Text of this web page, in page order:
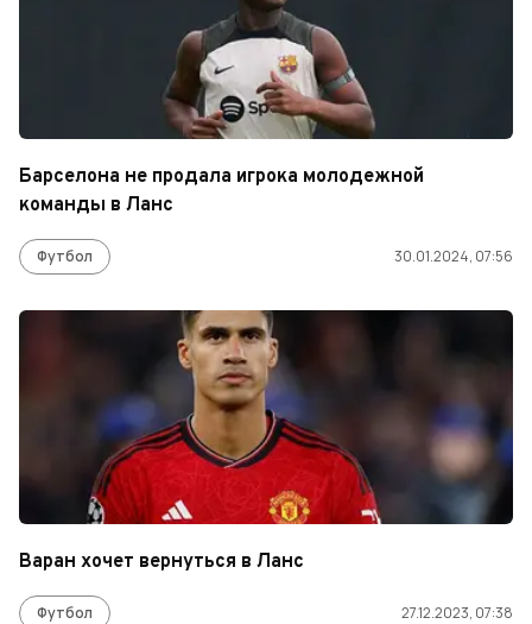
Барселона не продала игрока молодежной
команды в Ланс
Футбол 30.01.2024, 07:56
Варан хочет вернуться в Ланс
Футбол 27.12.2023, 07:38